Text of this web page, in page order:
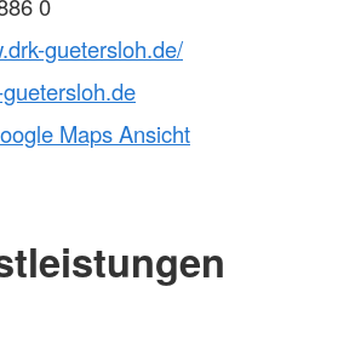
guetersloh.de/
Maps Ansicht